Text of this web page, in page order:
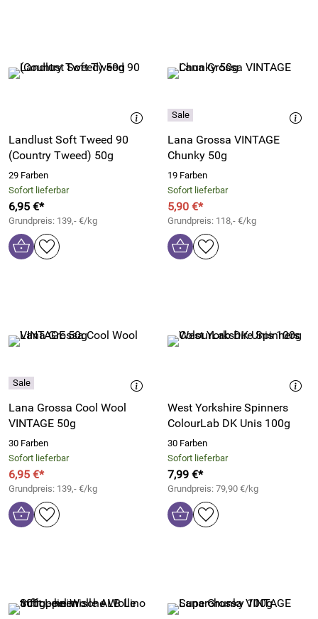
Landlust Soft Tweed 90
(Country Tweed) 50g
29 Farben
Sofort lieferbar
6,95 €*
Grundpreis: 139,- €/kg
Lana Grossa VINTAGE
Chunky 50g
19 Farben
Sofort lieferbar
5,90 €*
Grundpreis: 118,- €/kg
Lana Grossa Cool Wool
VINTAGE 50g
30 Farben
Sofort lieferbar
6,95 €*
Grundpreis: 139,- €/kg
West Yorkshire Spinners
ColourLab DK Unis 100g
30 Farben
Sofort lieferbar
7,99 €*
Grundpreis: 79,90 €/kg